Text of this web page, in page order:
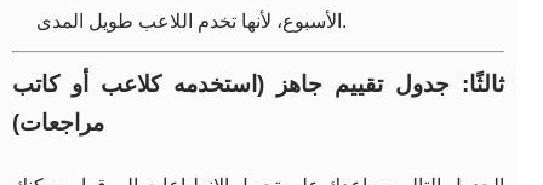
الأسبوع، لأنها تخدم اللاعب طويل المدى.
ثالثًا: جدول تقييم جاهز (استخدمه كلاعب أو كاتب
مراجعات)